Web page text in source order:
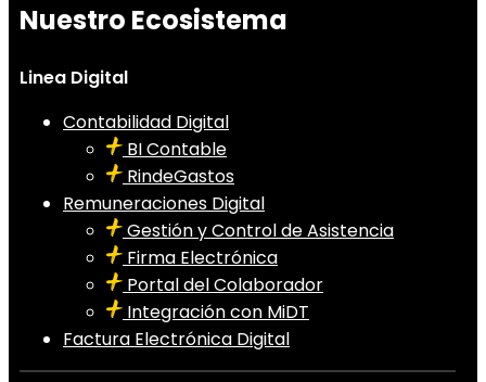
Nuestro Ecosistema
Linea Digital
Contabilidad Digital
BI Contable
RindeGastos
Remuneraciones Digital
Gestión y Control de Asistencia
Firma Electrónica
Portal del Colaborador
Integración con MiDT
Factura Electrónica Digital